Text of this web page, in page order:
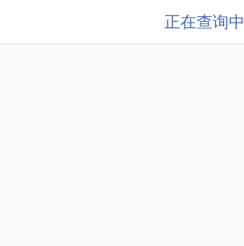
正在查询中